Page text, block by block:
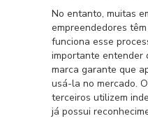
No entanto, muitas
empreendedores
funciona esse
importante entender
marca garante que
usá-la no mercado.
terceiros utilizem
já possui